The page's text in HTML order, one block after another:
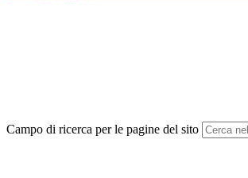
Campo di ricerca per le pagine del sito